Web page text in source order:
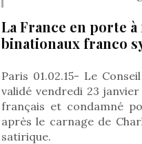
La France en porte
binationaux franco
Paris 01.02.15- Le
validé vendredi 23
français et condamné
après le carnage de
satirique.